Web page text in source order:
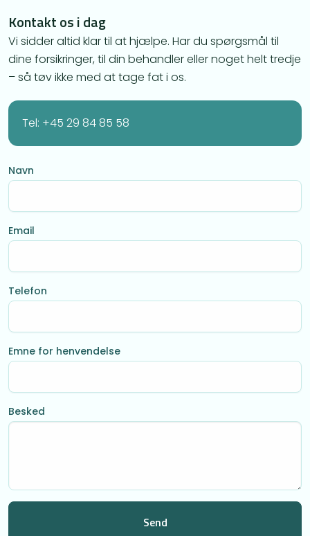
Kontakt os i dag
Vi sidder altid klar til at hjælpe. Har du spørgsmål til
dine forsikringer, til din behandler eller noget helt tredje
– så tøv ikke med at tage fat i os.
Tel: +45 29 84 85 58
Navn
Email
Telefon
Emne for henvendelse
Besked